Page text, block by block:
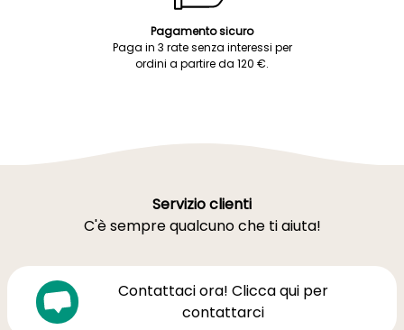
Pagamento sicuro
Paga in 3 rate senza interessi per
ordini a partire da 120 €.
Servizio clienti
C'è sempre qualcuno che ti aiuta!
Contattaci ora! Clicca qui per
contattarci